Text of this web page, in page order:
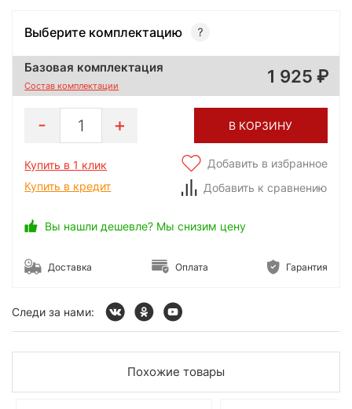
Выберите комплектацию
Базовая комплектация
Состав комплектации 1 925
1 В КОРЗИНУ
Купить в 1 клик
Купить в кредит
Добавить в избранное
Добавить к сравнению
Вы нашли дешевле? Мы снизим цену
Доставка Оплата Гарантия
Следи за нами:
Похожие товары